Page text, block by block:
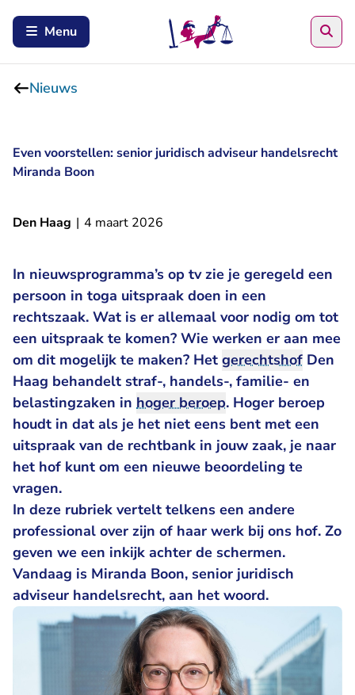
Menu
Nieuws
Even voorstellen: senior juridisch adviseur handelsrecht
Miranda Boon
Den Haag | 4 maart 2026
In nieuwsprogramma’s op tv zie je geregeld een
persoon in toga uitspraak doen in een
rechtszaak. Wat is er allemaal voor nodig om tot
een uitspraak te komen? Wie werken er aan mee
om dit mogelijk te maken? Het gerechtshof Den
Haag behandelt straf-, handels-, familie- en
belastingzaken in hoger beroep. Hoger beroep
houdt in dat als je het niet eens bent met een
uitspraak van de rechtbank in jouw zaak, je naar
het hof kunt om een nieuwe beoordeling te
vragen.
In deze rubriek vertelt telkens een andere
professional over zijn of haar werk bij ons hof. Zo
geven we een inkijk achter de schermen.
Vandaag is Miranda Boon, senior juridisch
adviseur handelsrecht, aan het woord.